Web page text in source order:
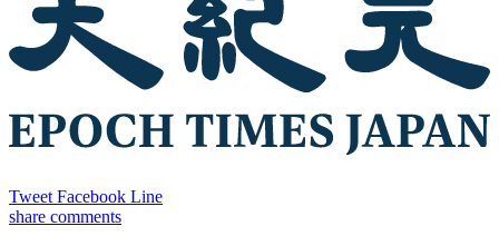
Tweet Facebook Line
share comments